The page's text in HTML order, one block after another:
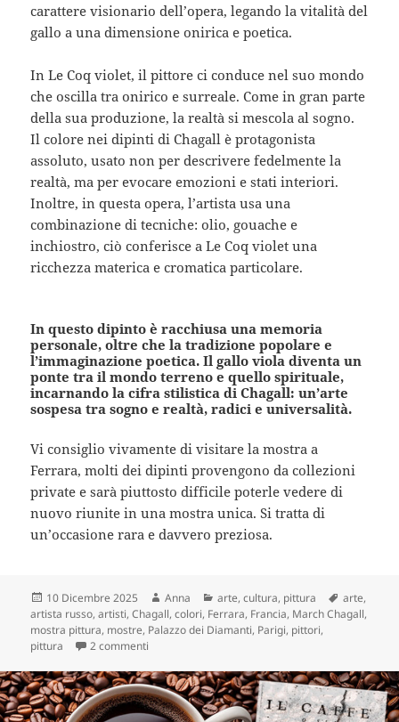
carattere visionario dell’opera, legando la vitalità del
gallo a una dimensione onirica e poetica.
In Le Coq violet, il pittore ci conduce nel suo mondo
che oscilla tra onirico e surreale. Come in gran parte
della sua produzione, la realtà si mescola al sogno.
Il colore nei dipinti di Chagall è protagonista
assoluto, usato non per descrivere fedelmente la
realtà, ma per evocare emozioni e stati interiori.
Inoltre, in questa opera, l’artista usa una
combinazione di tecniche: olio, gouache e
inchiostro, ciò conferisce a Le Coq violet una
ricchezza materica e cromatica particolare.
In questo dipinto è racchiusa una memoria
personale, oltre che la tradizione popolare e
l’immaginazione poetica. Il gallo viola diventa un
ponte tra il mondo terreno e quello spirituale,
incarnando la cifra stilistica di Chagall: un’arte
sospesa tra sogno e realtà, radici e universalità.
Vi consiglio vivamente di visitare la mostra a
Ferrara, molti dei dipinti provengono da collezioni
private e sarà piuttosto difficile poterle vedere di
nuovo riunite in una mostra unica. Si tratta di
un’occasione rara e davvero preziosa.
Scritto
il
10 Dicembre 2025 Autore
Anna Categorie
arte,cultura, pittura Tag
arte,
artista russo,artisti,Chagall,colori, Ferrara, Francia, March Chagall,
mostra pittura, mostre, Palazzo dei Diamanti, Parigi, pittori,
pittura
2 commenti